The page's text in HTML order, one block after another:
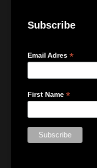
Subscribe
Email Adres *
First Name *